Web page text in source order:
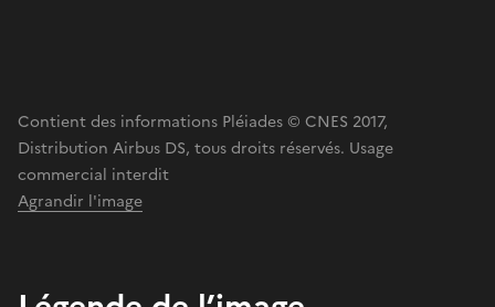
Contient des informations Pléiades © CNES 2017,
Distribution Airbus DS, tous droits réservés. Usage
commercial interdit
Agrandir l'image